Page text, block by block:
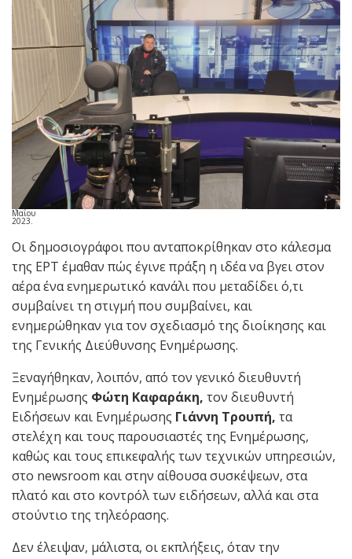
μβανε,
ψη
των
δημοσ
ιογρά
φων
στο
Ραδι
ομέγ
Παρασ
κευής,
την
Τετάρτ
η 3
Μαΐου
2023.
Οι δημοσιογράφοι που ανταποκρίθηκαν στο κάλεσμα
της ΕΡΤ έμαθαν πώς έγινε πράξη η ιδέα να βγει στον
αέρα ένα ενημερωτικό κανάλι που μεταδίδει ό,τι
συμβαίνει τη στιγμή που συμβαίνει, και
ενημερώθηκαν για τον σχεδιασμό της διοίκησης και
της Γενικής Διεύθυνσης Ενημέρωσης.
Ξεναγήθηκαν, λοιπόν, από τον γενικό διευθυντή
Ενημέρωσης Φώτη Καφαράκη, τον διευθυντή
Ειδήσεων και Ενημέρωσης Γιάννη Τρουπή, τα
στελέχη και τους παρουσιαστές της Ενημέρωσης,
καθώς και τους επικεφαλής των τεχνικών υπηρεσιών,
στο newsroom και στην αίθουσα συσκέψεων, στα
πλατό και στο κοντρόλ των ειδήσεων, αλλά και στα
στούντιο της τηλεόρασης.
Δεν έλειψαν, μάλιστα, οι εκπλήξεις, όταν την